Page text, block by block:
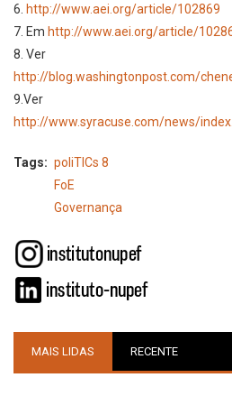
6. http://www.aei.org/article/102869
7. Em http://www.aei.org/article/
8. Ver
http://blog.washingtonpost.com/
9.Ver
http://www.syracuse.com/news/
Tags
poliTICs 8
FoE
Governança
MAIS LIDAS RECENTE